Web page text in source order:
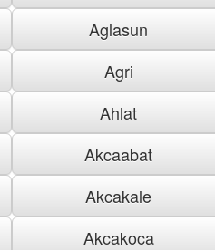
Aglasun
Agri
Ahlat
Akcaabat
Akcakale
Akcakoca